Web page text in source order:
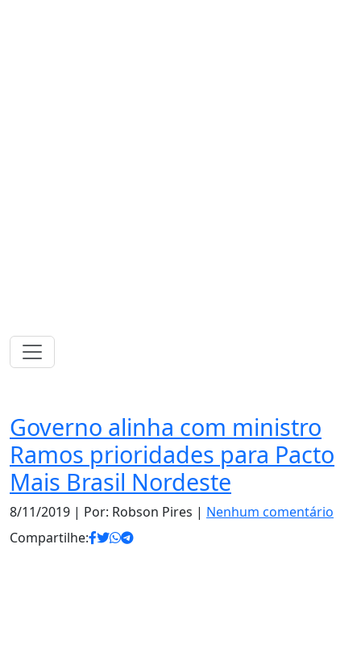
Governo alinha com ministro
Ramos prioridades para Pacto
Mais Brasil Nordeste
8/11/2019 | Por: Robson Pires | Nenhum comentário
Compartilhe: